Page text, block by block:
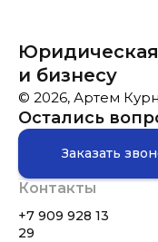
и бизнесу
© 2026, Артем
Остались
Заказать
Контакты
+7 909 928 13
29